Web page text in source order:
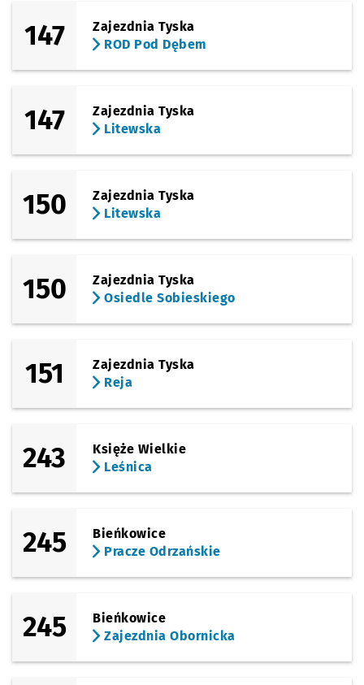
147
Zajezdnia Tyska
ROD Pod Dębem
147
Zajezdnia Tyska
Litewska
150
Zajezdnia Tyska
Litewska
150
Zajezdnia Tyska
Osiedle Sobieskiego
151
Zajezdnia Tyska
Reja
243
Księże Wielkie
Leśnica
245
Bieńkowice
Pracze Odrzańskie
245
Bieńkowice
Zajezdnia Obornicka